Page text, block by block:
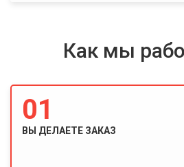
Как мы
01
ВЫ ДЕЛАЕТЕ ЗАКАЗ